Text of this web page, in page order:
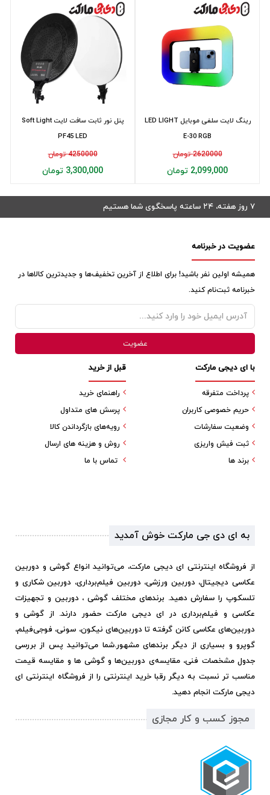
پنل نور ثابت سافت لايت Soft Light
PF45 LED
4250000 تومان
3,300,000 تومان
رینگ لایت سلفی موبایل LED LIGHT
E-30 RGB
2620000 تومان
2,099,000 تومان
۷ روز هفته، ۲۴ ساعته پاسخگوی شما هستیم
عضویت در خبرنامه
همیشه اولین نفر باشید! برای اطلاع از آخرین تخفیف‌ها و جدیدترین کالاها در
خبرنامه ثبت‌نام کنید.
قبل از خرید
راهنمای خرید
پرسش های متداول
رویه‌های بازگرداندن کالا
روش و هزینه های ارسال
تماس با ما
با ای دیجی مارکت
پرداخت متفرقه
حریم خصوصی کاربران
وضعیت سفارشات
ثبت فیش واریزی
برند ها
به ای دی جی مارکت خوش آمدید
از فروشگاه اینترنتی ای دیجی مارکت، می‌توانید انواع گوشی و دوربین
عکاسی دیجیتال، دوربین ورزشی، دوربین فیلم‌برداری، دوربین شکاری و
تلسکوپ را سفارش دهید. برندهای مختلف گوشی ، دوربین و تجهیزات
عکاسی و فیلم‌برداری در ای دیجی مارکت حضور دارند. از گوشی و
دوربین‌های عکاسی کانن گرفته تا دوربین‌های نیکون، سونی، فوجی‌فیلم،
گوپرو و بسیاری از دیگر برندهای مشهور.شما می‌توانید پس از بررسی
جدول مشخصات فنی، مقایسه‌ی دوربین‌ها و گوشی ها و مقایسه قیمت
مناسب تر نسبت به دیگر رقبا خرید اینترنتی را از فروشگاه اینترنتی ای
دیجی مارکت انجام دهید.
مجوز کسب و کار مجازی